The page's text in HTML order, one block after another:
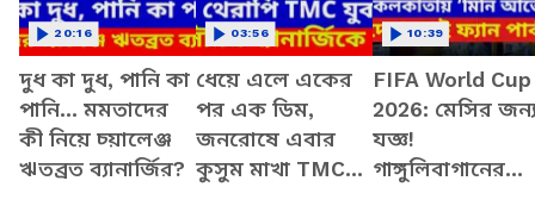
দুধ কা দুধ, পানি কা
পানি... মমতাদের
কী নিয়ে চ্য়ালেঞ্জ
ঋতব্রত ব্যানার্জির?
20:16
ধেয়ে এলে একের
পর এক ডিম,
জনরোষে এবার
কুসুম মাখা TMC
03:56
FIFA World Cup
2026: মেসির
যজ্ঞ!
গাঙ্গুলিবাগানের
10:39